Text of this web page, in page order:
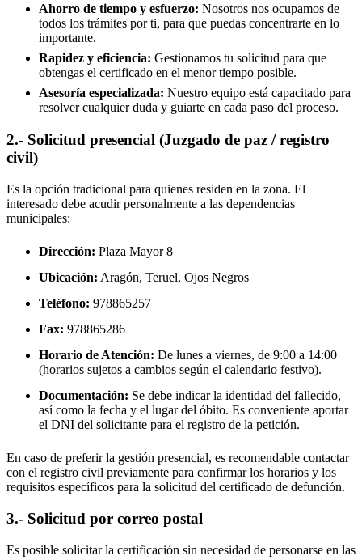
Ahorro de tiempo y esfuerzo: Nosotros nos ocupamos de
todos los trámites por ti, para que puedas concentrarte en lo
importante.
Rapidez y eficiencia: Gestionamos tu solicitud para que
obtengas el certificado en el menor tiempo posible.
Asesoría especializada: Nuestro equipo está capacitado para
resolver cualquier duda y guiarte en cada paso del proceso.
2.- Solicitud presencial (Juzgado de paz / registro
civil)
Es la opción tradicional para quienes residen en la zona. El
interesado debe acudir personalmente a las dependencias
municipales:
Dirección: Plaza Mayor 8
Ubicación: Aragón, Teruel, Ojos Negros
Teléfono: 978865257
Fax: 978865286
Horario de Atención: De lunes a viernes, de 9:00 a 14:00
(horarios sujetos a cambios según el calendario festivo).
Documentación: Se debe indicar la identidad del fallecido,
así como la fecha y el lugar del óbito. Es conveniente aportar
el DNI del solicitante para el registro de la petición.
En caso de preferir la gestión presencial, es recomendable contactar
con el registro civil previamente para confirmar los horarios y los
requisitos específicos para la solicitud del certificado de defunción.
3.- Solicitud por correo postal
Es posible solicitar la certificación sin necesidad de personarse en las